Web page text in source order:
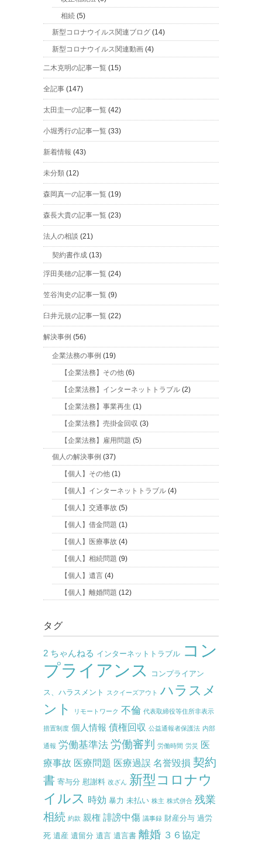
相続 (5)
新型コロナウイルス関連ブログ (14)
新型コロナウイルス関連動画 (4)
二木克明の記事一覧 (15)
全記事 (147)
太田圭一の記事一覧 (42)
小堀秀行の記事一覧 (33)
新着情報 (43)
未分類 (12)
森岡真一の記事一覧 (19)
森長大貴の記事一覧 (23)
法人の相談 (21)
契約書作成 (13)
浮田美穂の記事一覧 (24)
笠谷洵史の記事一覧 (9)
臼井元規の記事一覧 (22)
解決事例 (56)
企業法務の事例 (19)
【企業法務】その他 (6)
【企業法務】インターネットトラブル (2)
【企業法務】事業再生 (1)
【企業法務】売掛金回収 (3)
【企業法務】雇用問題 (5)
個人の解決事例 (37)
【個人】その他 (1)
【個人】インターネットトラブル (4)
【個人】交通事故 (5)
【個人】借金問題 (1)
【個人】医療事故 (4)
【個人】相続問題 (9)
【個人】遺言 (4)
【個人】離婚問題 (12)
タグ
2 ちゃんねる インターネットトラブル コン
プライアンス
コンプライアン
ス、ハラスメント スクイーズアウト ハラスメ
ント
リモートワーク 不倫 代表取締役等住所非表示
措置制度 個人情報 債権回収 公益通報者保護法 内部
通報 労働基準法 労働審判 労働時間 労災
医
療事故 医療問題 医療過誤 名誉毀損 契約
書 寄与分 慰謝料 改ざん 新型コロナウ
イルス 時効 暴力 未払い 株主 株式併合 残業
相続 約款 親権 誹謗中傷 議事録 財産分与 過労
死 遺産 遺留分 遺言 遺言書 離婚 ３６協定